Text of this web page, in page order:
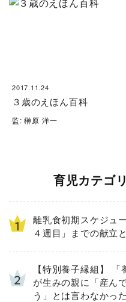
2017.11.24
３歳のえほん百科
監: 榊原 洋一
育児カテゴ
離乳食初期スケジュ
４週目」までの献立
【特別養子縁組】
が生みの親に「産ん
う」とは言わなかっ